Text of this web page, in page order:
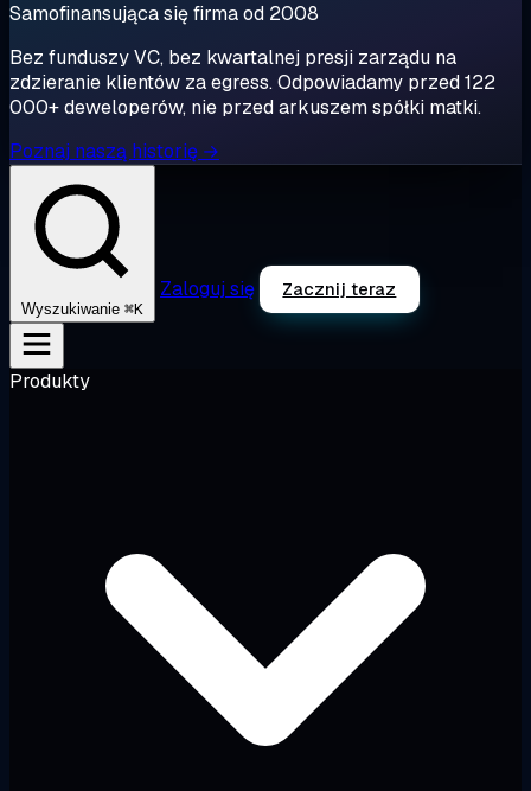
Samofinansująca się firma od 2008
Bez funduszy VC, bez kwartalnej presji zarządu na
zdzieranie klientów za egress. Odpowiadamy przed 122
000+ deweloperów, nie przed arkuszem spółki matki.
Poznaj naszą historię →
Wyszukiwanie ⌘K
Zaloguj się Zacznij teraz
Produkty